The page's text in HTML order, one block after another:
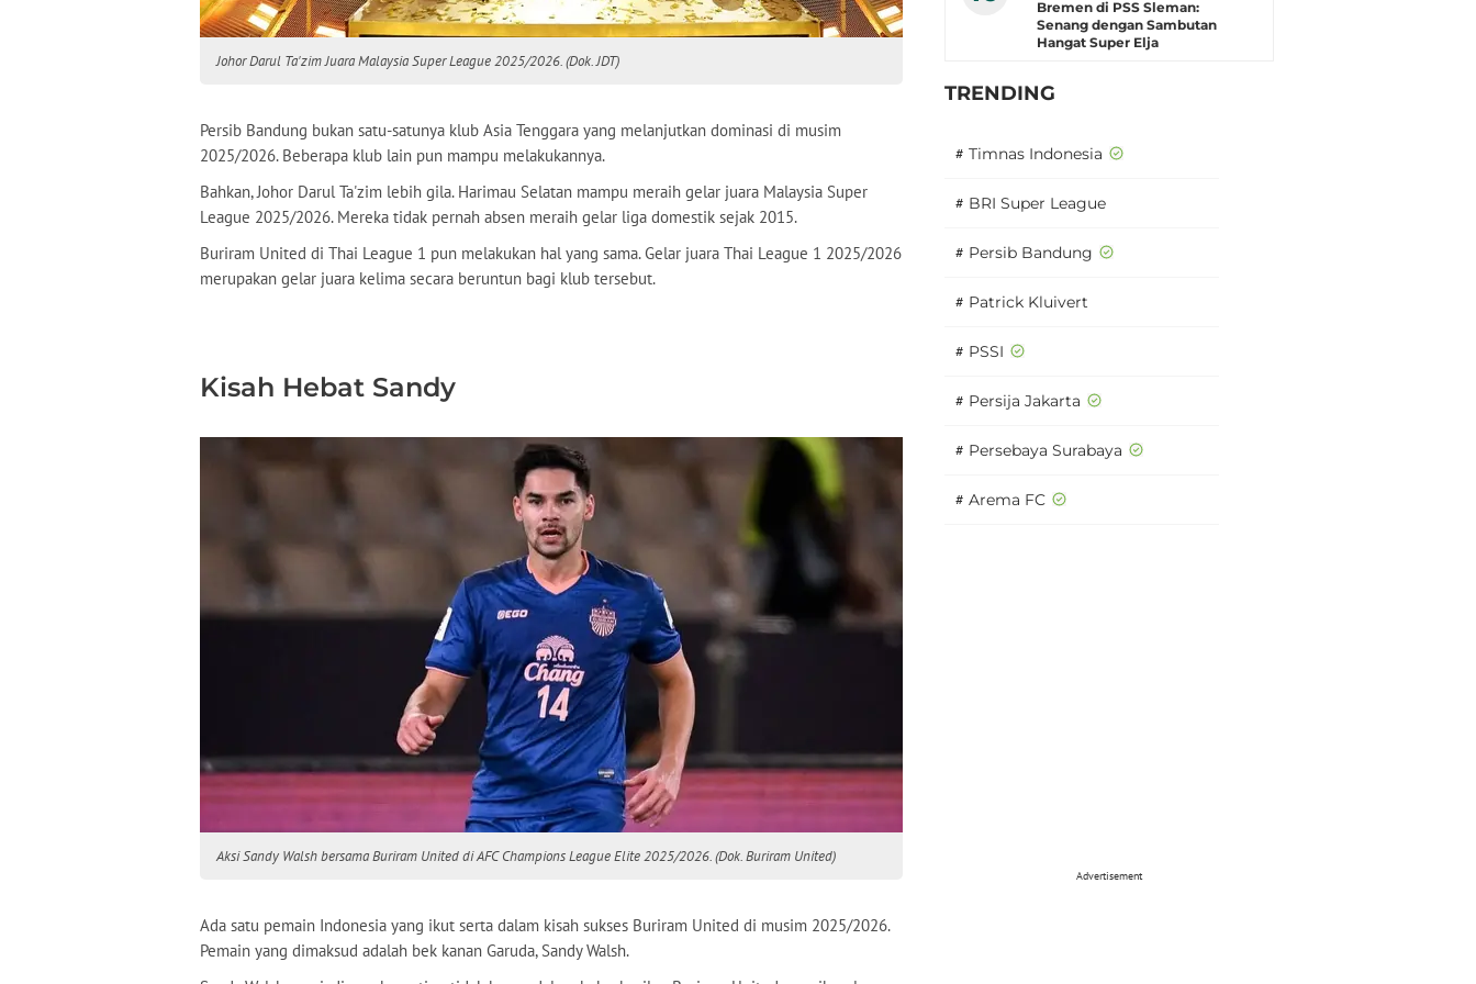
Johor Darul Ta'zim Juara Malaysia Super League 2025/2026. (Dok. JDT)
Persib Bandung bukan satu-satunya klub Asia Tenggara yang melanjutkan dominasi di musim
2025/2026. Beberapa klub lain pun mampu melakukannya.
Bahkan, Johor Darul Ta'zim lebih gila. Harimau Selatan mampu meraih gelar juara Malaysia Super
League 2025/2026. Mereka tidak pernah absen meraih gelar liga domestik sejak 2015.
Buriram United di Thai League 1 pun melakukan hal yang sama. Gelar juara Thai League 1 2025/2026
merupakan gelar juara kelima secara beruntun bagi klub tersebut.
Kisah Hebat Sandy
Aksi Sandy Walsh bersama Buriram United di AFC Champions League Elite 2025/2026. (Dok. Buriram United)
Ada satu pemain Indonesia yang ikut serta dalam kisah sukses Buriram United di musim 2025/2026.
Pemain yang dimaksud adalah bek kanan Garuda, Sandy Walsh.
Bremen di PSS Sleman:
Senang dengan Sambutan
Hangat Super Elja
TRENDING
# Timnas Indonesia
# BRI Super League
# Persib Bandung
# Patrick Kluivert
# PSSI
# Persija Jakarta
# Persebaya Surabaya
# Arema FC
Advertisement